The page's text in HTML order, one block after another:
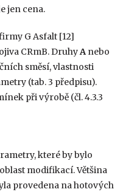
jen cena.
G Asfalt [12]
CRmB. DruhyA nebo
směsí, vlastnosti
(tab. 3 předpisu).
při výrobě (čl. 4.3.3
které by bylo
modifikací. Většina
provedena na hotových